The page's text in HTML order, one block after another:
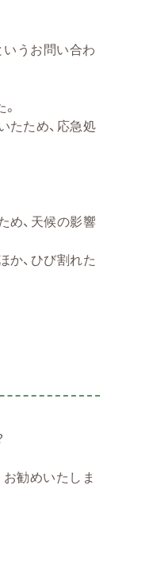
いうお問い合わ
たため、応急処
め、天候の影響
、ひび割れた
勧めいたしま